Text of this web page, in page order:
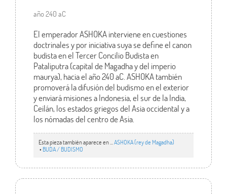
año 240 aC
El emperador ASHOKA interviene en cuestiones
doctrinales y por iniciativa suya se define el canon
budista en el Tercer Concilio Budista en
Pataliputra (capital de Magadha y del imperio
maurya), hacia el año 240 aC. ASHOKA también
promoverá la difusión del budismo en el exterior
y enviará misiones a Indonesia, el sur de la India,
Ceilán, los estados griegos del Asia occidental y a
los nómadas del centro de Asia.
Esta pieza también aparece en ... ASHOKA (rey de Magadha)
• BUDA / BUDISMO